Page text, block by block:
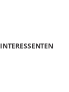
INTERESSENTEN